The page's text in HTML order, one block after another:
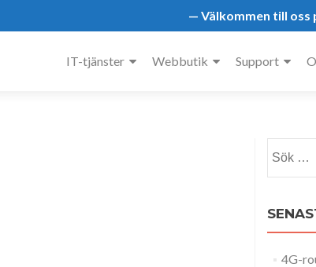
— Välkommen till oss
IT-tjänster Webbutik Support
efter:
4G-